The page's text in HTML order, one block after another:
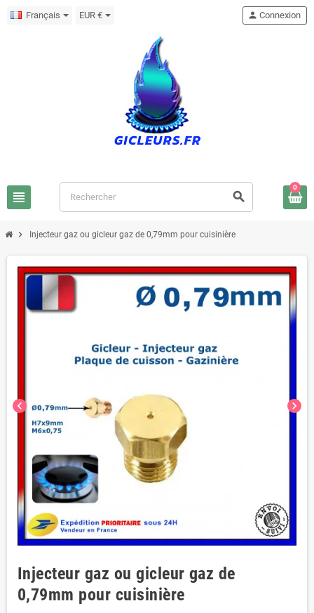
Français EUR €
view_headline search
person Connexion
0
chevron_right Injecteur gaz ou gicleur gaz de 0,79mm pour cuisinière
chevron_left chevron_right
Injecteur gaz ou gicleur gaz de
0,79mm pour cuisinière